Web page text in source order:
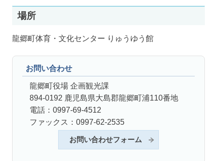
場所
龍郷町体育・文化センター りゅうゆう館
お問い合わせ
龍郷町役場 企画観光課
894-0192 鹿児島県大島郡龍郷町浦110番地
電話：0997-69-4512
ファックス：0997-62-2535
お問い合わせフォーム